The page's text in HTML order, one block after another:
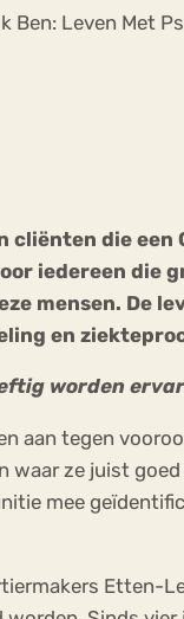
Ben: Leven Met
cliënten die
iedereen
mensen. De
en
worden
aan tegen
waar ze juist
mee
Etten-